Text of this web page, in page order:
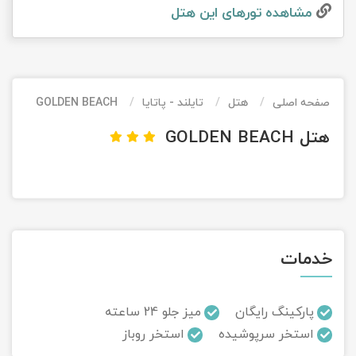
مشاهده تور‌های این هتل
صفحه اصلی هتل تایلند - پاتایا GOLDEN BEACH
هتل GOLDEN BEACH
خدمات
پارکینگ رایگان
میز جلو 24 ساعته
استخر سرپوشیده
استخر روباز
تور کویر کاراکال
تور کویر مصر
تور ماسوله
تور مرداب سراوان
تور گلستان
تور کیش از ساری
اقساطی
تور کیش از بندرعباس
اقساطی
تور قزاقستان اقساطی
تور زیارتی اقساطی